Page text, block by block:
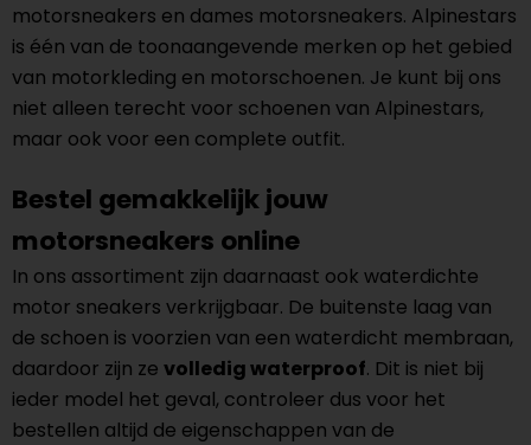
motorsneakers en dames motorsneakers. Alpinestars
is één van de toonaangevende merken op het gebied
van motorkleding en motorschoenen. Je kunt bij ons
niet alleen terecht voor schoenen van Alpinestars,
maar ook voor een complete outfit.
Bestel gemakkelijk jouw
motorsneakers online
In ons assortiment zijn daarnaast ook waterdichte
motor sneakers verkrijgbaar. De buitenste laag van
de schoen is voorzien van een waterdicht membraan,
daardoor zijn ze volledig waterproof. Dit is niet bij
ieder model het geval, controleer dus voor het
bestellen altijd de eigenschappen van de